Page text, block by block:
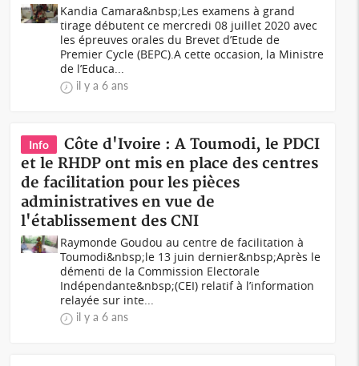
Kandia Camara&nbsp;Les examens à grand
tirage débutent ce mercredi 08 juillet 2020 avec
les épreuves orales du Brevet d’Etude de
Premier Cycle (BEPC).A cette occasion, la Ministre
de l’Educa...
il y a 6 ans
Info
Côte d'Ivoire : A Toumodi, le PDCI
et le RHDP ont mis en place des centres
de facilitation pour les pièces
administratives en vue de
l'établissement des CNI
Raymonde Goudou au centre de facilitation à
Toumodi&nbsp;le 13 juin dernier&nbsp;Après le
démenti de la Commission Electorale
Indépendante&nbsp;(CEI) relatif à l’information
relayée sur inte...
il y a 6 ans